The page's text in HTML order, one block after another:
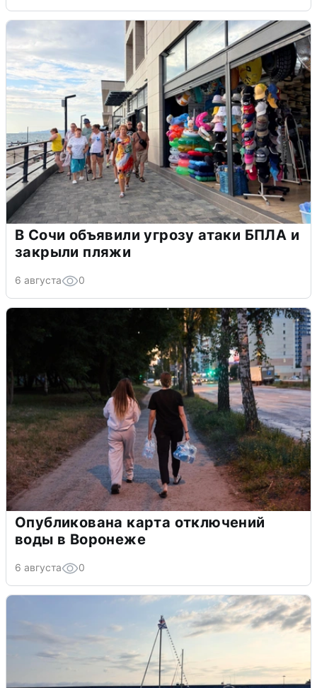
В Сочи объявили угрозу атаки БПЛА и
закрыли пляжи
6 августа 0
Опубликована карта отключений
воды в Воронеже
6 августа 0